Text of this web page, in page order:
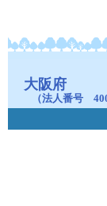
大阪府
（法人番号